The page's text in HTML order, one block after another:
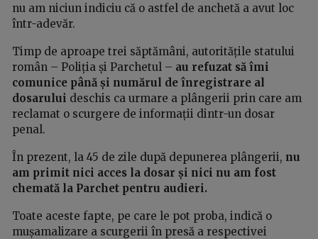
nu am niciun indiciu că o astfel de anchetă a avut loc
într-adevăr.
Timp de aproape trei săptămâni, autoritățile statului
român – Poliția și Parchetul – au refuzat să îmi
comunice până și numărul de înregistrare al
dosarului deschis ca urmare a plângerii prin care am
reclamat o scurgere de informații dintr-un dosar
penal.
În prezent, la 45 de zile după depunerea plângerii, nu
am primit nici acces la dosar și nici nu am fost
chemată la Parchet pentru audieri.
Toate aceste fapte, pe care le pot proba, indică o
mușamalizare a scurgerii în presă a respectivei